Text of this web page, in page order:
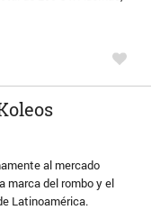
al mercado
marca del rombo y el
Latinoamérica.